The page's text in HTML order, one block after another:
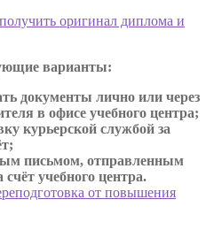
оригинал диплома и
варианты:
документы лично или через
в офисе учебного центра;
курьерской службой за
письмом, отправленным
счёт учебного центра.
от повышения